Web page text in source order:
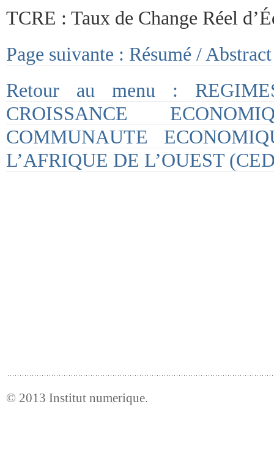
TCRE : Taux de Change Réel
Page suivante : Résumé / Abstract
Retour au menu :
CROISSANCE
COMMUNAUTE
L’AFRIQUE DE L’OUEST
© 2013 Institut numerique.